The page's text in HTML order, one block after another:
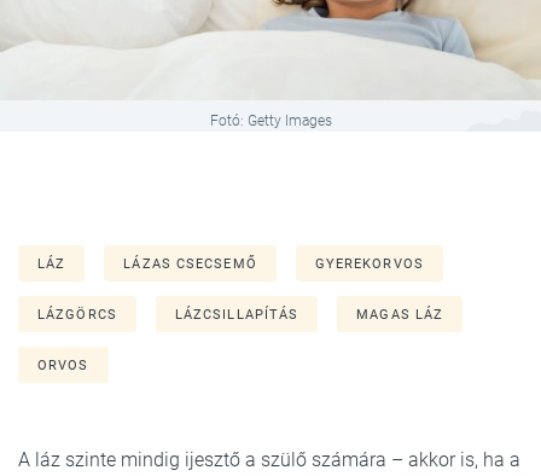
Fotó: Getty Images
LÁZ LÁZAS CSECSEMŐ GYEREKORVOS
LÁZGÖRCS LÁZCSILLAPÍTÁS MAGAS LÁZ
ORVOS
A láz szinte mindig ijesztő a szülő számára – akkor is, ha a